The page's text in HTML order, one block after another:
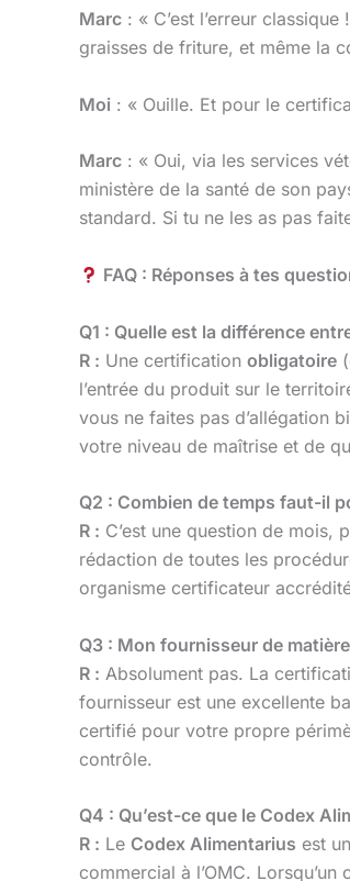
Marc : « C’est l’erreur
graisses de friture, et même la
Moi : « Ouille. Et pour le
Marc : « Oui, via les services
ministère de la santé de son
standard. Si tu ne les as pas
FAQ : Réponses à tes
Q1 : Quelle est la différence
R : Une certification obligatoire
l’entrée du produit sur le
vous ne faites pas d’allégation
votre niveau de maîtrise et de
Q2 : Combien de temps faut-il
R : C’est une question de mois,
rédaction de toutes les
organisme certificateur
Q3 : Mon fournisseur de
R : Absolument pas. La
fournisseur est une excellente
certifié pour votre propre
contrôle.
Q4 : Qu’est-ce que le Codex
R : Le Codex Alimentarius est
commercial à l’OMC.